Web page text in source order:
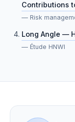
Contributions
— Risk
Long Angle —
— Étude HNWI